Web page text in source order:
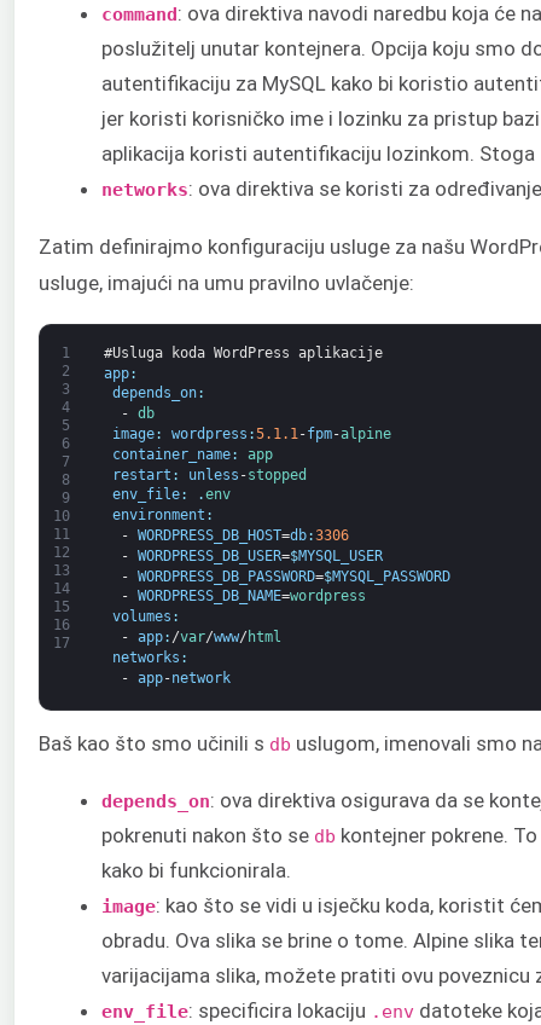
command: ova direktiva navodi naredbu koja će
poslužitelj unutar kontejnera. Opcija koju smo
autentifikaciju za MySQL kako bi koristio
jer koristi korisničko ime i lozinku za pristup
aplikacija koristi autentifikaciju lozinkom.
networks: ova direktiva se koristi za
Zatim definirajmo konfiguraciju usluge za našu
usluge, imajući na umu pravilno uvlačenje:
1
2
3
4
5
6
7
8
9
10
11
12
13
14
15
16
17
#Usluga koda WordPress aplikacije
app:
depends_on:
- db
image: wordpress :5.1.1-fpm-alpine
container_name:
app
restart : unless -stopped
env_file: .env
environment :
- WORDPRESS_DB_HOST=db:3306
- WORDPRESS_DB_USER=$MYSQL_USER
- WORDPRESS_DB_PASSWORD=$MYSQL_PASSWORD
- WORDPRESS_DB_NAME=wordpress
volumes :
- app: /var/www/ html
networks :
- app-network
Baš kao što smo učinili s db uslugom, imenovali smo
depends_on: ova direktiva osigurava da se
pokrenuti nakon što se db kontejner pokrene.
kako bi funkcionirala.
image: kao što se vidi u isječku koda, koristit
obradu. Ova slika se brine o tome. Alpine slika
varijacijama slika, možete pratiti ovu poveznicu
env_file: specificira lokaciju .env datoteke